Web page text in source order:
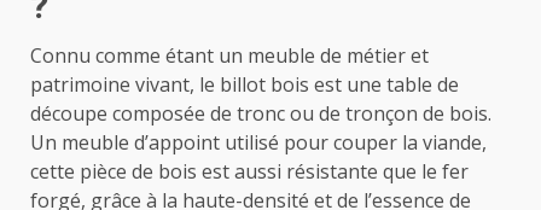
Connu comme étant un meuble de métier et
patrimoine vivant, le billot bois est une table de
découpe composée de tronc ou de tronçon de bois.
Un meuble d’appoint utilisé pour couper la viande,
cette pièce de bois est aussi résistante que le fer
forgé, grâce à la haute-densité et de l’essence de